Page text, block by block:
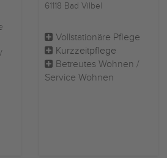
61118 Bad Vilbel
Vollstationäre Pflege
Kurzzeitpflege
Betreutes Wohnen /
Service Wohnen